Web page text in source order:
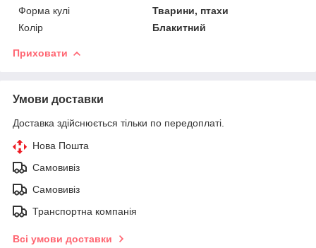
Форма кулі
Тварини, птахи
Колір
Блакитний
Приховати
Умови доставки
Доставка здійснюється тільки по передоплаті.
Нова Пошта
Самовивіз
Самовивіз
Транспортна компанія
Всі умови доставки